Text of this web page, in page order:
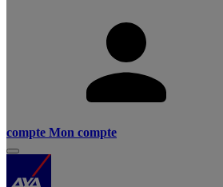
compte Mon compte